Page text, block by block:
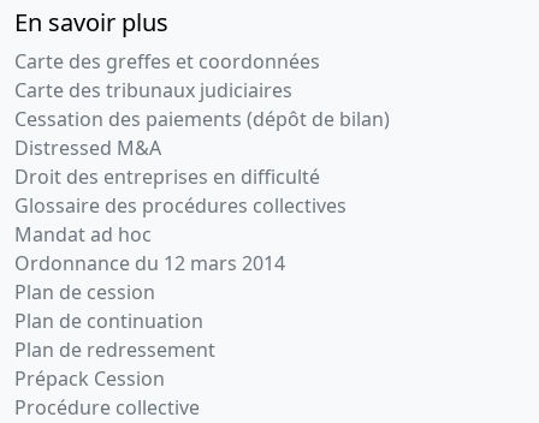
En savoir plus
Carte des greffes et coordonnées
Carte des tribunaux judiciaires
Cessation des paiements (dépôt de bilan)
Distressed M&A
Droit des entreprises en difficulté
Glossaire des procédures collectives
Mandat ad hoc
Ordonnance du 12 mars 2014
Plan de cession
Plan de continuation
Plan de redressement
Prépack Cession
Procédure collective